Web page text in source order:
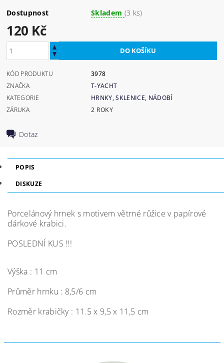
Dostupnost Skladem (3 ks)
120 Kč
KÓD PRODUKTU
3978
ZNAČKA
T-YACHT
KATEGORIE
HRNKY, SKLENICE, NÁDOBÍ
ZÁRUKA
2 ROKY
Dotaz
POPIS
DISKUZE
Porcelánový hrnek s motivem větrné růžice v papírové
dárkové krabici.
POSLEDNÍ KUS !!!
Výška : 11 cm
Průměr hrnku : 8,5/6 cm
Rozměr krabičky : 11.5 x 9,5 x 11,5 cm